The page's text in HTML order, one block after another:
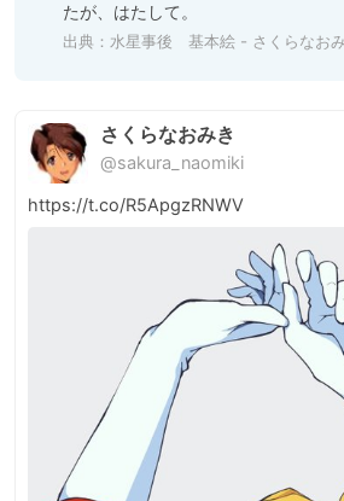
たが、はたして。
出典： 水星事後 基本絵 - さくらなおみき
さくらなおみき
@sakura_naomiki
https://t.co/R5ApgzRNWV